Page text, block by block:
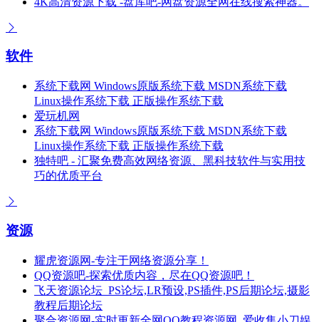
软件
系统下载网 Windows原版系统下载 MSDN系统下载
Linux操作系统下载 正版操作系统下载
爱玩机网
系统下载网 Windows原版系统下载 MSDN系统下载
Linux操作系统下载 正版操作系统下载
独特吧 - 汇聚免费高效网络资源、黑科技软件与实用技
巧的优质平台
资源
耀虎资源网-专注于网络资源分享！
QQ资源吧-探索优质内容，尽在QQ资源吧！
飞天资源论坛_PS论坛,LR预设,PS插件,PS后期论坛,摄影
教程后期论坛